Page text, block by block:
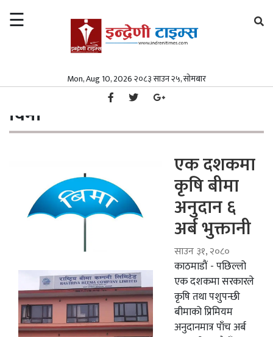
☰
Mon, Aug 10, 2026 २०८३ साउन २५, सोमबार
समाज
विश्व
वाणिज्य
शिक्षा
सम्पादकीय
पत्रपत्रिका
स्वास्थ्य
शिक्षा
सम्पादकीय
संस्कृति/
गृहपृष्ठ/ विमा
विमा
एक दशकमा
कृषि बीमा
अनुदान ६
अर्ब भुक्तानी
साउन ३१, २०८०
काठमाडौं - पछिल्लो
एक दशकमा सरकारले
कृषि तथा पशुपन्छी
बीमाको प्रिमियम
अनुदानमात्र पाँच अर्ब